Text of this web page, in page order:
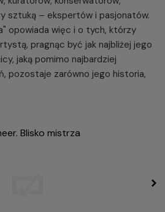
sztuką – ekspertów i pasjonatów.
opowiada więc i o tych, którzy
pragnąc być jak najbliżej jego
jaką pomimo najbardziej
pozostaje zarówno jego historia,